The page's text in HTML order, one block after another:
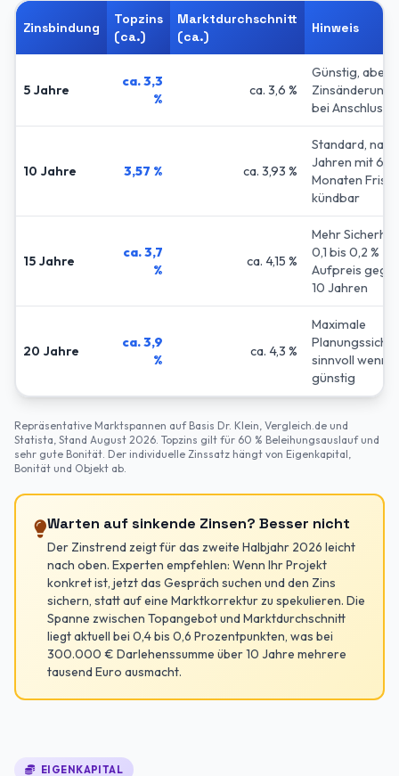
Zinsbindung
Topzins
(ca.)
Marktdurchschnitt
(ca.)
Hinweis
5 Jahre
ca. 3,3
%
ca. 3,6 %
Günstig, aber
bei Anschluss
10 Jahre 3,57 % ca. 3,93 %
Standard, nach
Jahren mit 6
Monaten Frist
kündbar
15 Jahre
ca. 3,7
%
ca. 4,15 %
Mehr
0,1 bis 0,2 %
Aufpreis
10 Jahren
20 Jahre
ca. 3,9
%
ca. 4,3 %
Maximale
sinnvoll wenn
günstig
Repräsentative Marktspannen auf Basis Dr. Klein, Vergleich.de und
Statista, Stand August 2026. Topzins gilt für 60 % Beleihungsauslauf und
sehr gute Bonität. Der individuelle Zinssatz hängt von Eigenkapital,
Bonität und Objekt ab.
Warten auf sinkende Zinsen? Besser nicht
Der Zinstrend zeigt für das zweite Halbjahr 2026 leicht
nach oben. Experten empfehlen: Wenn Ihr Projekt
konkret ist, jetzt das Gespräch suchen und den Zins
sichern, statt auf eine Marktkorrektur zu spekulieren. Die
Spanne zwischen Topangebot und Marktdurchschnitt
liegt aktuell bei 0,4 bis 0,6 Prozentpunkten, was bei
300.000 € Darlehenssumme über 10 Jahre mehrere
tausend Euro ausmacht.
EIGENKAPITAL